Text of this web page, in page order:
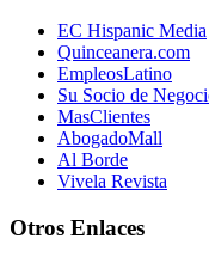
EC Hispanic Media
Quinceanera.com
EmpleosLatino
Su Socio de
MasClientes
AbogadoMall
Al Borde
Vivela Revista
Otros Enlaces